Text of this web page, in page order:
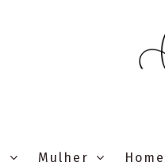
Mulher